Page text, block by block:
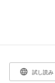
試し読み